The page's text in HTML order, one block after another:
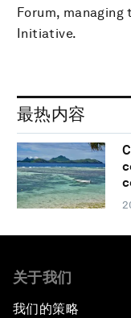
Forum,
Initiative.
最热内容
关于我们
我们的策略